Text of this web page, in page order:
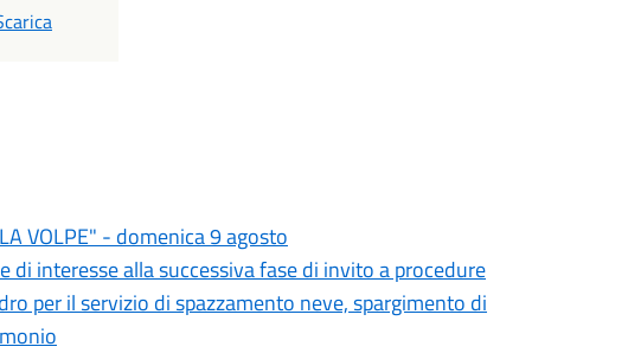
VOLPE" - domenica 9 agosto
interesse alla successiva fase di invito a procedure
per il servizio di spazzamento neve, spargimento di